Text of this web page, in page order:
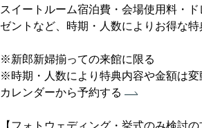
スイートルーム宿泊費・会場使用料・
ゼントなど、時期・人数によりお得な特
※新郎新婦揃っての来館に限る
※時期・人数により特典内容や金額は変
カレンダーから予約する
【フォトウェディング・挙式のみ検討